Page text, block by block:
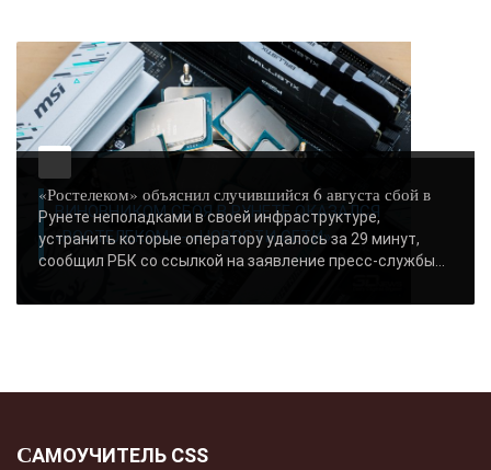
ВИНОВНИКОМ СБОЯ В РУНЕТЕ ОКАЗАЛСЯ
«РОСТЕЛЕКОМ» - «НОВОСТИ СЕТИ»..
«Ростелеком» объяснил случившийся 6 августа сбой в
Рунете неполадками в своей инфраструктуре,
устранить которые оператору удалось за 29 минут,
сообщил РБК со ссылкой на заявление пресс-службы...
САМОУЧИТЕЛЬ CSS